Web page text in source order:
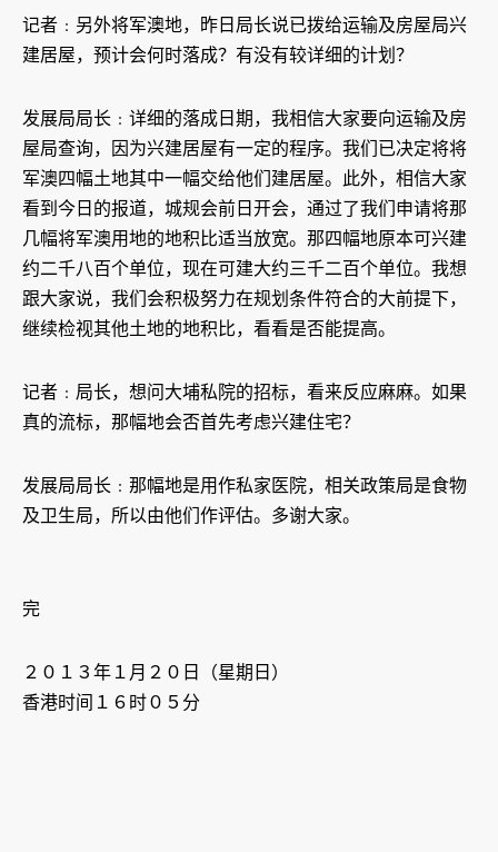
记者﹕另外将军澳地，昨日局长说已拨给运输及房屋局兴
建居屋，预计会何时落成？有没有较详细的计划？
发展局局长﹕详细的落成日期，我相信大家要向运输及房
屋局查询，因为兴建居屋有一定的程序。我们已决定将将
军澳四幅土地其中一幅交给他们建居屋。此外，相信大家
看到今日的报道，城规会前日开会，通过了我们申请将那
几幅将军澳用地的地积比适当放宽。那四幅地原本可兴建
约二千八百个单位，现在可建大约三千二百个单位。我想
跟大家说，我们会积极努力在规划条件符合的大前提下，
继续检视其他土地的地积比，看看是否能提高。
记者﹕局长，想问大埔私院的招标，看来反应麻麻。如果
真的流标，那幅地会否首先考虑兴建住宅？
发展局局长﹕那幅地是用作私家医院，相关政策局是食物
及卫生局，所以由他们作评估。多谢大家。
完
２０１３年１月２０日（星期日）
香港时间１６时０５分